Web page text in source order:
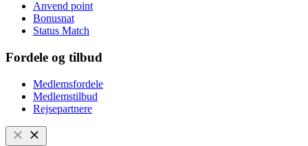
Anvend point
Bonusnat
Status Match
Fordele og tilbud
Medlemsfordele
Medlemstilbud
Rejsepartnere